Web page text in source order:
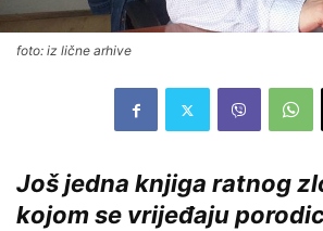
foto: iz lične arhive
Još jedna knjiga ratnog
kojom se vrijeđaju